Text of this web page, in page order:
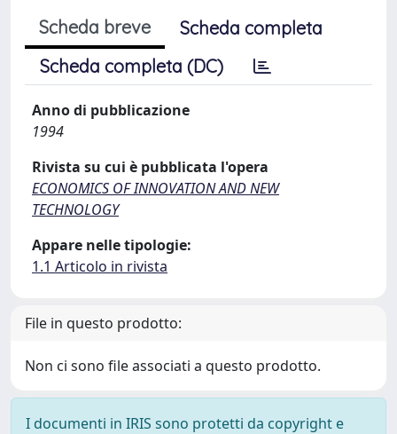
Scheda breve
Scheda completa
Scheda completa (DC)
Anno di pubblicazione
1994
Rivista su cui è pubblicata l'opera
ECONOMICS OF INNOVATION AND NEW
TECHNOLOGY
Appare nelle tipologie:
1.1 Articolo in rivista
File in questo prodotto:
Non ci sono file associati a questo prodotto.
I documenti in IRIS sono protetti da copyright e